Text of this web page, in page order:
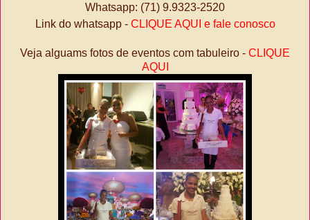
Whatsapp: (71) 9.9323-2520
Link do whatsapp - CLIQUE AQUI e fale conosco
Veja alguams fotos de eventos com tabuleiro - CLIQUE
AQUI